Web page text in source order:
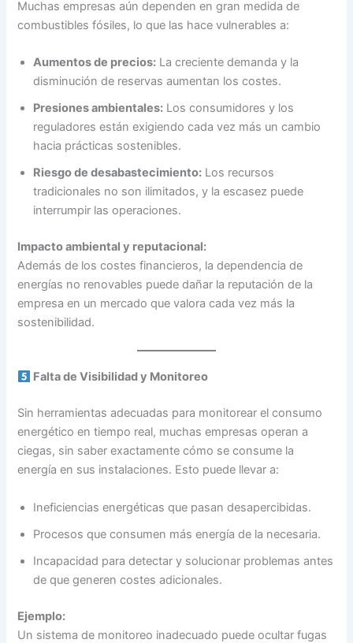
Muchas empresas aún dependen en gran medida de
combustibles fósiles, lo que las hace vulnerables a:
Aumentos de precios: La creciente demanda y la
disminución de reservas aumentan los costes.
Presiones ambientales: Los consumidores y los
reguladores están exigiendo cada vez más un cambio
hacia prácticas sostenibles.
Riesgo de desabastecimiento: Los recursos
tradicionales no son ilimitados, y la escasez puede
interrumpir las operaciones.
Impacto ambiental y reputacional:
Además de los costes financieros, la dependencia de
energías no renovables puede dañar la reputación de la
empresa en un mercado que valora cada vez más la
sostenibilidad.
Falta de Visibilidad y Monitoreo
Sin herramientas adecuadas para monitorear el consumo
energético en tiempo real, muchas empresas operan a
ciegas, sin saber exactamente cómo se consume la
energía en sus instalaciones. Esto puede llevar a:
Ineficiencias energéticas que pasan desapercibidas.
Procesos que consumen más energía de la necesaria.
Incapacidad para detectar y solucionar problemas antes
de que generen costes adicionales.
Ejemplo:
Un sistema de monitoreo inadecuado puede ocultar fugas